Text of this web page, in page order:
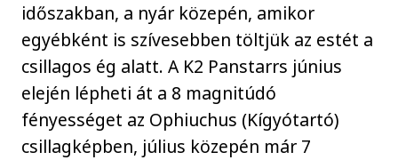
időszakban, a nyár közepén, amikor
egyébként is szívesebben töltjük az estét a
csillagos ég alatt. A K2 Panstarrs június
elején lépheti át a 8 magnitúdó
fényességet az Ophiuchus (Kígyótartó)
csillagképben, július közepén már 7